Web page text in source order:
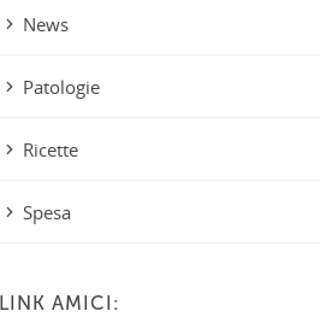
News
Patologie
Ricette
Spesa
LINK AMICI: